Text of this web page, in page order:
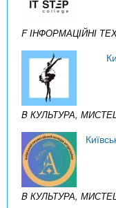
F ІНФОРМАЦІЙНІ
B КУЛЬТУРА,
B КУЛЬТУРА,